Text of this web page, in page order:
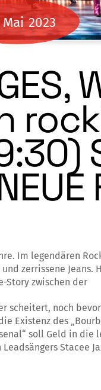
Mai 2023
Im legendären
zerrissene
Story zwischen der
scheitert, noch
Existenz des
soll Geld in die
Stacee